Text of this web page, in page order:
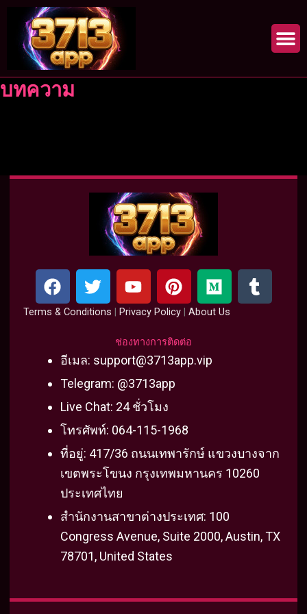
content
บทความ
F
a
c
o
o
T
w
i
e
r
Y
o
u
u
b
e
P
i
n
e
r
e
M
e
d
T
u
Terms & Conditions | Privacy Policy | About Us
ช่องทางการติดต่อ
อีเมล: support@3713app.vip
Telegram: @3713app
Live Chat: 24 ชั่วโมง
โทรศัพท์: 064-115-1968
ที่อยู่: 417/36 ถนนเทพารักษ์ แขวงบางจาก
เขตพระโขนง กรุงเทพมหานคร 10260
ประเทศไทย
สำนักงานสาขาต่างประเทศ: 100
Congress Avenue, Suite 2000, Austin, TX
78701, United States